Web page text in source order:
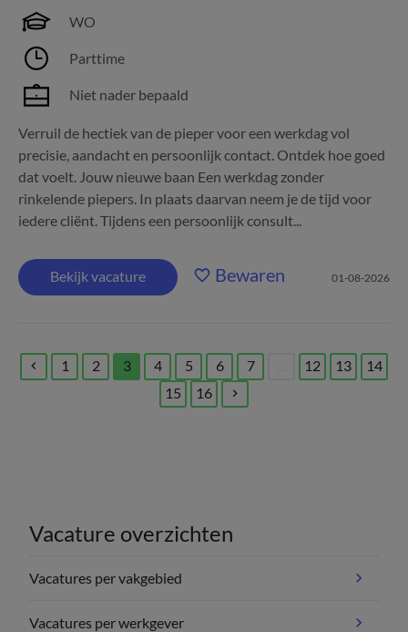
WO
Parttime
Niet nader bepaald
Verruil de hectiek van de pieper voor een werkdag vol
precisie, aandacht en persoonlijk contact. Ontdek hoe goed
dat voelt. Jouw nieuwe baan Een werkdag zonder
rinkelende piepers. In plaats daarvan neem je de tijd voor
iedere cliënt. Tijdens een persoonlijk consult...
Bekijk vacature Bewaren 01-08-2026
1 2
3
(current)
4 5 6 7 12 13
14
15
16
Vacature overzichten
Vacatures per vakgebied
Vacatures per werkgever